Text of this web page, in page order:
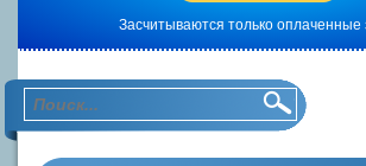
Засчитываются только оплаченные